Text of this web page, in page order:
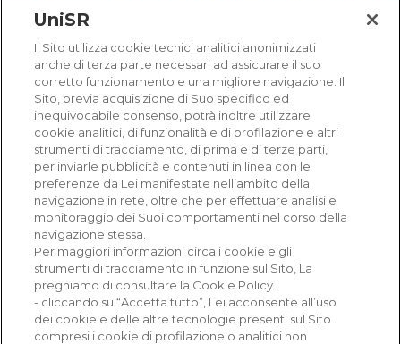
Università Vita-Salute San Raffaele di archiviare e
utilizzare le informazioni per fornire il contenuto
richiesto.
Ricerca e Innovazione
Corsi e professioni
Prove di ammissione
UniSR
Il Sito utilizza cookie tecnici analitici anonimizzati
anche di terza parte necessari ad assicurare il suo
corretto funzionamento e una migliore navigazione. Il
Sito, previa acquisizione di Suo specifico ed
inequivocabile consenso, potrà inoltre utilizzare
cookie analitici, di funzionalità e di profilazione e altri
strumenti di tracciamento, di prima e di terze parti,
per inviarle pubblicità e contenuti in linea con le
preferenze da Lei manifestate nell’ambito della
navigazione in rete, oltre che per effettuare analisi e
monitoraggio dei Suoi comportamenti nel corso della
navigazione stessa.
Per maggiori informazioni circa i cookie e gli
strumenti di tracciamento in funzione sul Sito, La
preghiamo di consultare la Cookie Policy.
- cliccando su “Accetta tutto”, Lei acconsente all’uso
dei cookie e delle altre tecnologie presenti sul Sito
compresi i cookie di profilazione o analitici non